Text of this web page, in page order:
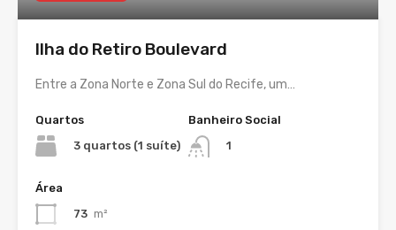
Ilha do Retiro Boulevard
Entre a Zona Norte e Zona Sul do Recife, um…
Quartos
3 quartos (1 suíte)
Banheiro Social
1
Área
73 m²